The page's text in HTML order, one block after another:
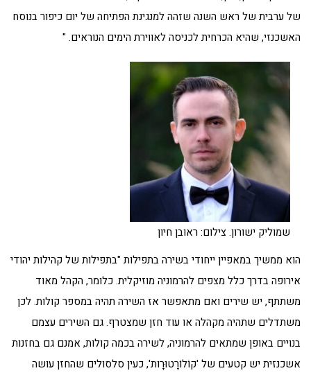
של ערבית של ראש השנה שזהה למנגינת הפתיחה של יום כיפור בנוסח
האשכנזי, שהיא הכרחית לכניסה לאווירת הימים הנוראים. "
שמוליק ישורון. צילום: ראובן חיון
הוא ממשיך במאפיין ייחודי בשירה בתפילות "בתפילות של קהילות יהודי
אירופה בדרך כלל מצפים להרמוניה מוזיקלית. כלומר, הקהל מאוד
משתתף, יש שירים ואם מתאפשר אז השירה תהיה במספר קולות. לכן
משתדלים שתהיה מקהלה או עוד חזן שמצטרף. גם השירים עצמם
בנויים באופן שמתאים להרמוניה, לשירה בכמה קולות, אמנם גם בחזנות
אשכנזית יש קטעים של 'קוֹלוֹרָטוּרָות', כעין סלסולים שהחזן עושה